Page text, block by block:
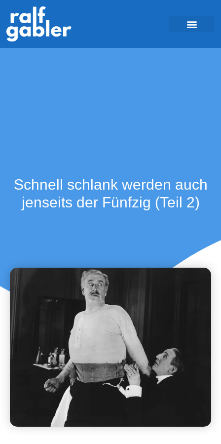
Schnell schlank werden auch
jenseits der Fünfzig (Teil 2)